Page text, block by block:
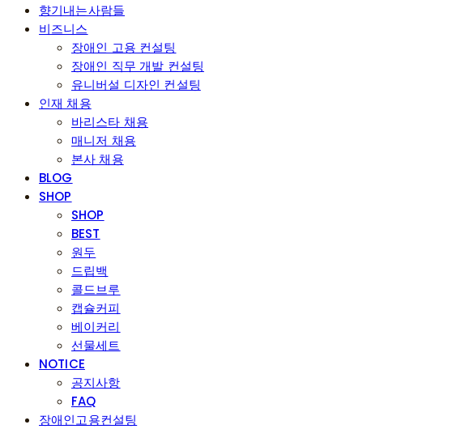
향기내는사람들
비즈니스
장애인 고용 컨설팅
장애인 직무 개발 컨설팅
유니버설 디자인 컨설팅
인재 채용
바리스타 채용
매니저 채용
본사 채용
BLOG
SHOP
SHOP
BEST
원두
드립백
콜드브루
캡슐커피
베이커리
선물세트
NOTICE
공지사항
FAQ
장애인고용컨설팅